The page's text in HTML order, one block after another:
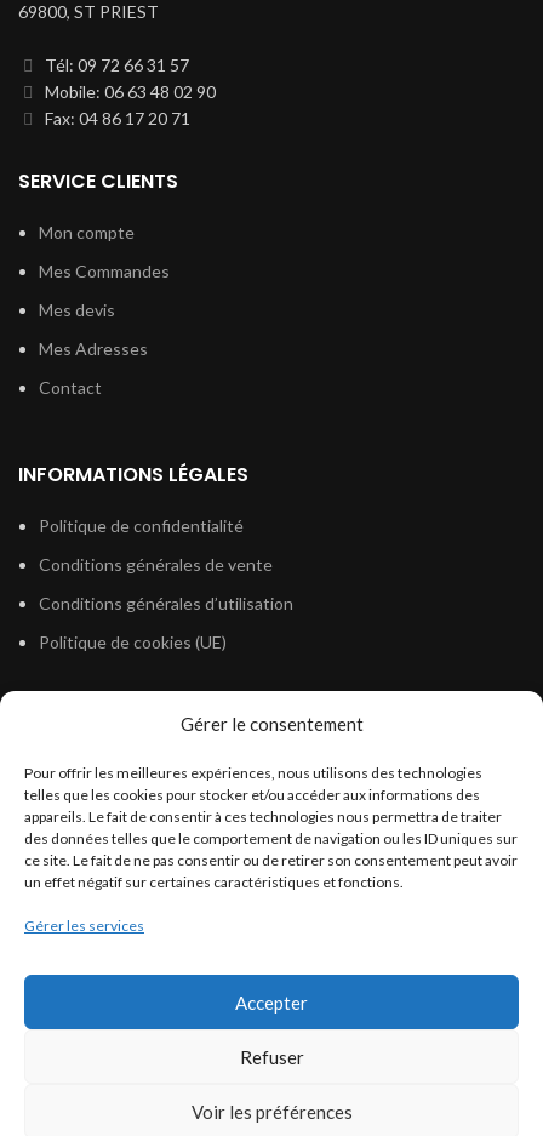
Gérer le consentement
Pour offrir les meilleures expériences, nous utilisons des technologies
telles que les cookies pour stocker et/ou accéder aux informations des
appareils. Le fait de consentir à ces technologies nous permettra de traiter
des données telles que le comportement de navigation ou les ID uniques sur
ce site. Le fait de ne pas consentir ou de retirer son consentement peut avoir
un effet négatif sur certaines caractéristiques et fonctions.
Gérer les services
Accepter
Refuser
Voir les préférences
69800, ST PRIEST
Tél: 09 72 66 31 57
Mobile: 06 63 48 02 90
Fax: 04 86 17 20 71
SERVICE CLIENTS
Mon compte
Mes Commandes
Mes devis
Mes Adresses
Contact
INFORMATIONS LÉGALES
Politique de confidentialité
Conditions générales de vente
Conditions générales d’utilisation
Politique de cookies (UE)
Législation Gasoil Fioul GNR
Législation Essence
Législation Adblue
Législation Eau
Législation Lubrifiant
Législation Phytosanitaire